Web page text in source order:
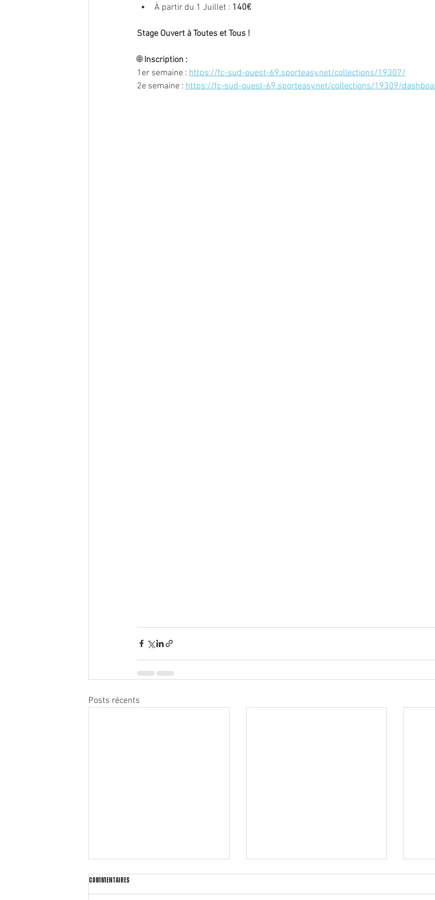
À partir du 1 Juillet : 140€
Stage Ouvert à Toutes et Tous !
🌐 Inscription :
1er semaine : https://fc-sud-ouest-69.sporteasy.net/collections/19307/
2e semaine : https://fc-sud-ouest-69.sporteasy.net/collections/19309/
Posts récents
Commentaires